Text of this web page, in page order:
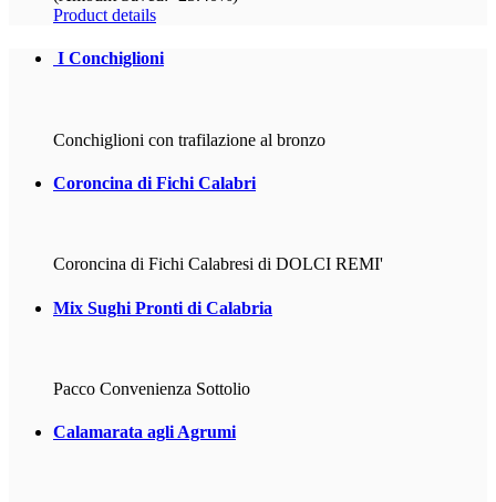
Product details
I Conchiglioni
Conchiglioni con trafilazione al bronzo
Coroncina di Fichi Calabri
Coroncina di Fichi Calabresi di DOLCI REMI'
Mix Sughi Pronti di Calabria
Pacco Convenienza Sottolio
Calamarata agli Agrumi